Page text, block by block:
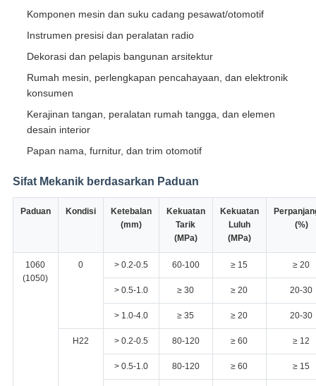
Komponen mesin dan suku cadang pesawat/otomotif
Instrumen presisi dan peralatan radio
Dekorasi dan pelapis bangunan arsitektur
Rumah mesin, perlengkapan pencahayaan, dan elektronik
konsumen
Kerajinan tangan, peralatan rumah tangga, dan elemen
desain interior
Papan nama, furnitur, dan trim otomotif
Sifat Mekanik berdasarkan Paduan
Paduan Kondisi
Ketebalan
(mm)
Kekuatan
Tarik
(MPa)
Kekuatan
Luluh
(MPa)
(%)
1060
(1050)
0 > 0.2-0.5 60-100 ≥ 15 ≥ 20
> 0.5-1.0 ≥ 30 ≥ 20 20-30
> 1.0-4.0 ≥ 35 ≥ 20 20-30
H22 > 0.2-0.5 80-120 ≥ 60 ≥ 12
> 0.5-1.0 80-120 ≥ 60 ≥ 15